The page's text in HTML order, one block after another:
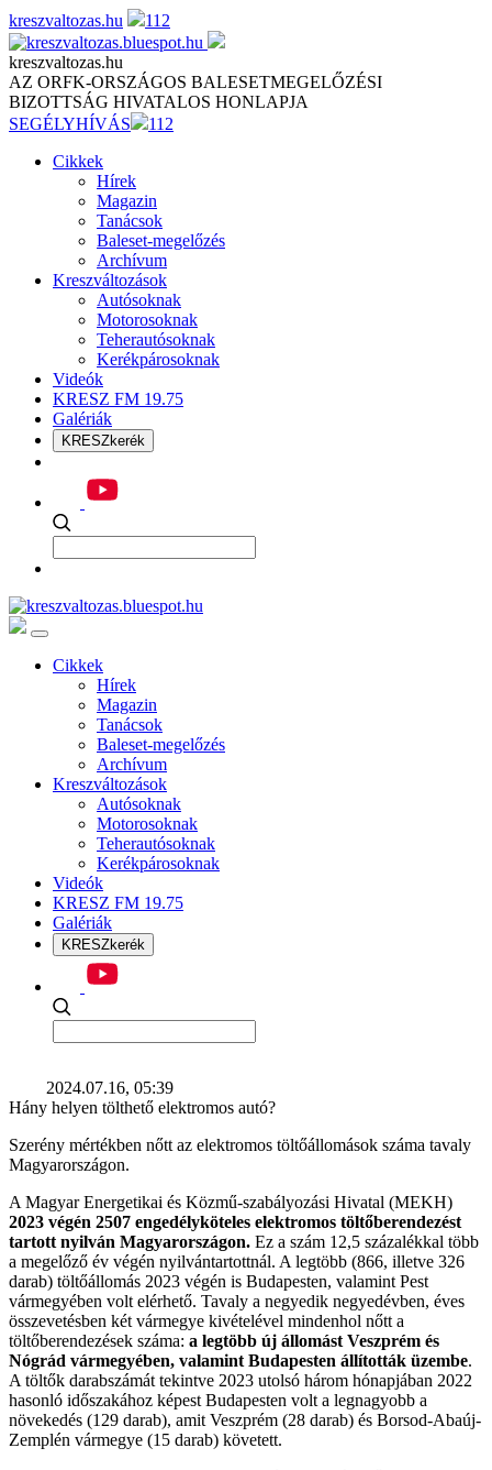
Skip
to
content
kreszvaltozas.hu 112
kreszvaltozas.hu
AZ ORFK-ORSZÁGOS BALESETMEGELŐZÉSI
BIZOTTSÁG HIVATALOS HONLAPJA
SEGÉLYHÍVÁS
112
Cikkek
Hírek
Magazin
Tanácsok
Baleset-megelőzés
Archívum
Kreszváltozások
Autósoknak
Motorosoknak
Teherautósoknak
Kerékpárosoknak
Videók
KRESZ FM 19.75
Galériák
KRESZkerék
Cikkek
Hírek
Magazin
Tanácsok
Baleset-megelőzés
Archívum
Kreszváltozások
Autósoknak
Motorosoknak
Teherautósoknak
Kerékpárosoknak
Videók
KRESZ FM 19.75
Galériák
KRESZkerék
2024.07.16, 05:39
Hány helyen tölthető elektromos autó?
Szerény mértékben nőtt az elektromos töltőállomások száma tavaly
Magyarországon.
A Magyar Energetikai és Közmű-szabályozási Hivatal (MEKH)
2023 végén 2507 engedélyköteles elektromos töltőberendezést
tartott nyilván Magyarországon. Ez a szám 12,5 százalékkal több
a megelőző év végén nyilvántartottnál. A legtöbb (866, illetve 326
darab) töltőállomás 2023 végén is Budapesten, valamint Pest
vármegyében volt elérhető. Tavaly a negyedik negyedévben, éves
összevetésben két vármegye kivételével mindenhol nőtt a
töltőberendezések száma: a legtöbb új állomást Veszprém és
Nógrád vármegyében, valamint Budapesten állították üzembe.
A töltők darabszámát tekintve 2023 utolsó három hónapjában 2022
hasonló időszakához képest Budapesten volt a legnagyobb a
növekedés (129 darab), amit Veszprém (28 darab) és Borsod-Abaúj-
Zemplén vármegye (15 darab) követett.